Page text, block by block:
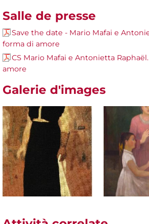
Salle de presse
Save the date - Mario Mafai e
forma di amore
CS Mario Mafai e Antonietta
amore
Galerie d'images